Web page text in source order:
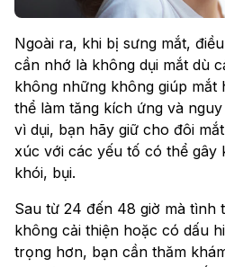
Ngoài ra, khi bị sưng mắt,
cần nhớ là không dụi mắt dù
không những không giúp
thể làm tăng kích ứng và
vì dụi, bạn hãy giữ cho đôi
xúc với các yếu tố có thể gây
khói, bụi.
Sau từ 24 đến 48 giờ mà tình
không cải thiện hoặc có dấu
trọng hơn, bạn cần thăm